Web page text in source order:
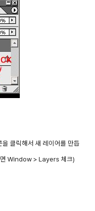
클릭해서 새 레이어를 만듭
면 Window > Layers 체크)